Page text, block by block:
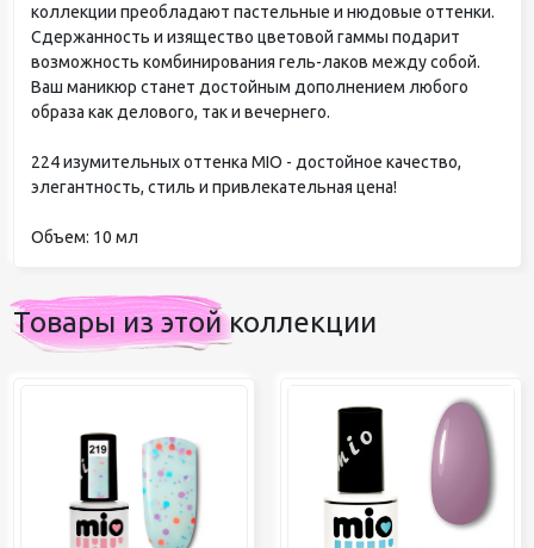
коллекции преобладают пастельные и нюдовые оттенки.
Сдержанность и изящество цветовой гаммы подарит
возможность комбинирования гель-лаков между собой.
Ваш маникюр станет достойным дополнением любого
образа как делового, так и вечернего.
224 изумительных оттенка MIO - достойное качество,
элегантность, стиль и привлекательная цена!
Объем: 10 мл
Товары из этой коллекции